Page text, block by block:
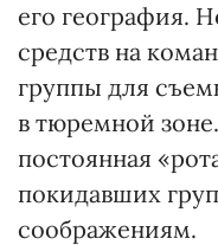
его география.
средств на
группы для
в тюремной
постоянная
покидавших
соображениям.